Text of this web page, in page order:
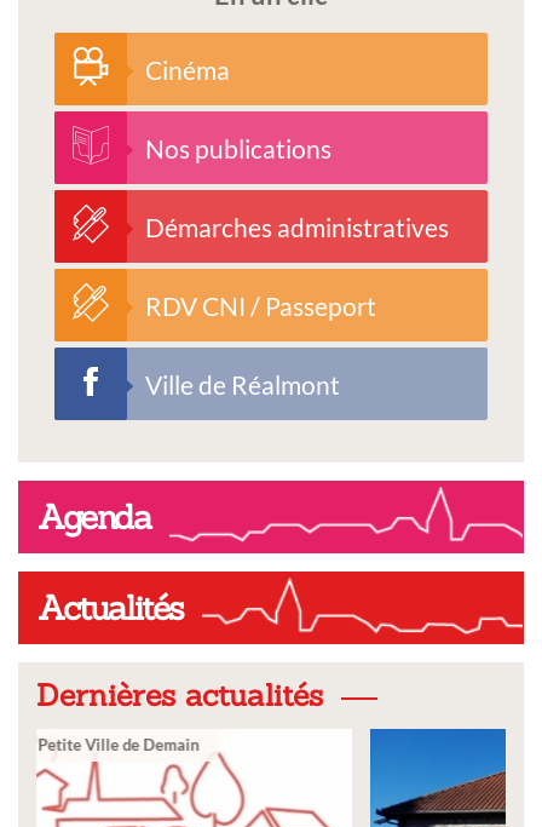
Cinéma
Nos publications
Démarches administratives
RDV CNI / Passeport
Ville de Réalmont
Agenda
Actualités
Dernières actualités